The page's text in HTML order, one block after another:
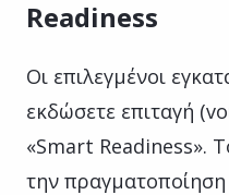
Readiness
Οι επιλεγμένοι
εκδώσετε επιταγή
«Smart Readiness».
την